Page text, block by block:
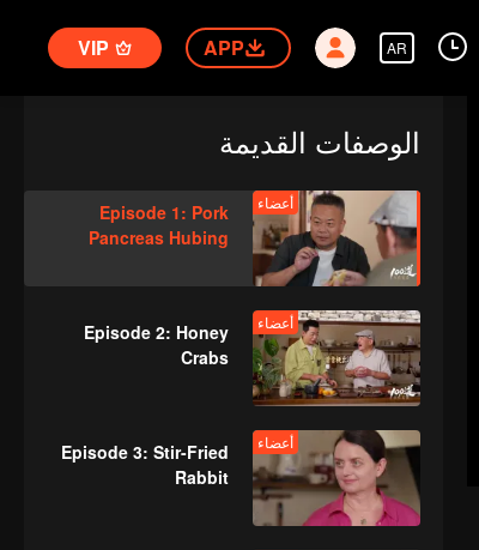
AR
APP
VIP
الوصفات القديمة
أعضاء
Episode 1: Pork
Pancreas Hubing
أعضاء
Episode 2: Honey
Crabs
أعضاء
Episode 3: Stir-Fried
Rabbit